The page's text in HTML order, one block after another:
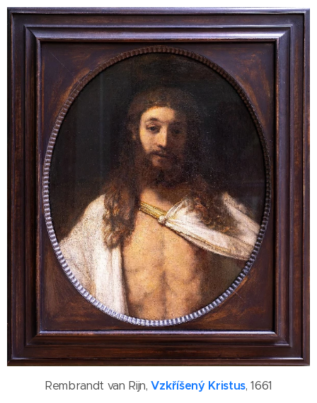
Rembrandt van Rijn,Vzkříšený Kristus, 1661